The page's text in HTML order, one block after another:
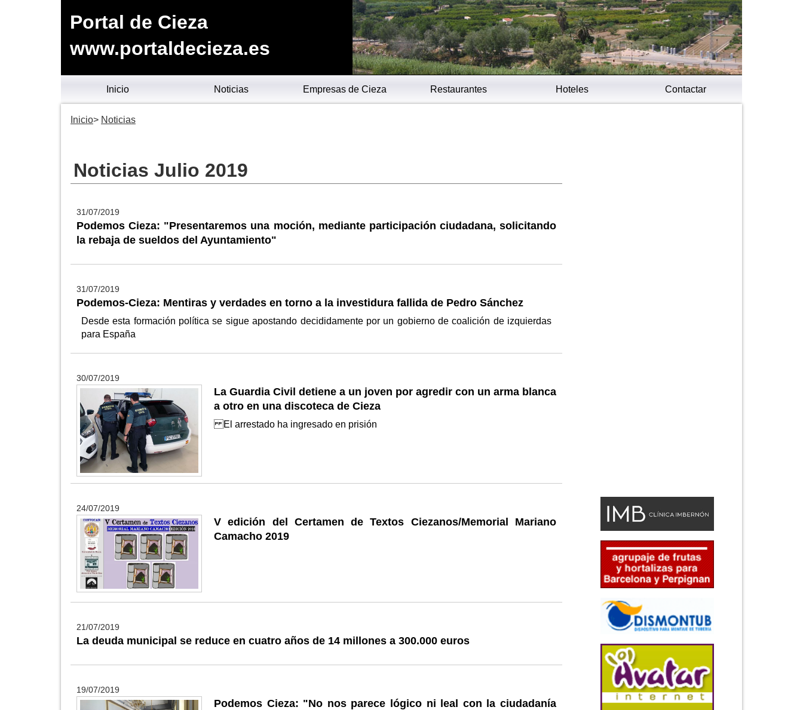
Portal de Cieza
www.portaldecieza.es
Inicio Noticias Empresas de Cieza Restaurantes Hoteles Contactar
Inicio Noticias
Noticias Julio 2019
31/07/2019
Podemos Cieza: "Presentaremos una moción, mediante participación ciudadana, solicitando
la rebaja de sueldos del Ayuntamiento"
31/07/2019
Podemos-Cieza: Mentiras y verdades en torno a la investidura fallida de Pedro Sánchez
Desde esta formación política se sigue apostando decididamente por un gobierno de coalición de izquierdas
para España
30/07/2019
La Guardia Civil detiene a un joven por agredir con un arma blanca
a otro en una discoteca de Cieza
El arrestado ha ingresado en prisión
24/07/2019
V edición del Certamen de Textos Ciezanos/Memorial Mariano
Camacho 2019
21/07/2019
La deuda municipal se reduce en cuatro años de 14 millones a 300.000 euros
19/07/2019
Podemos Cieza: "No nos parece lógico ni leal con la ciudadanía